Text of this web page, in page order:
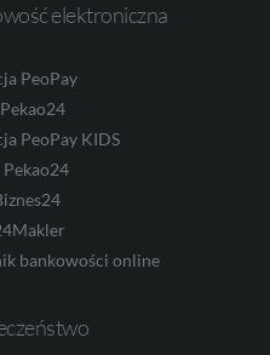
elektroniczna
PeoPay
PeoPay KIDS
bankowości online